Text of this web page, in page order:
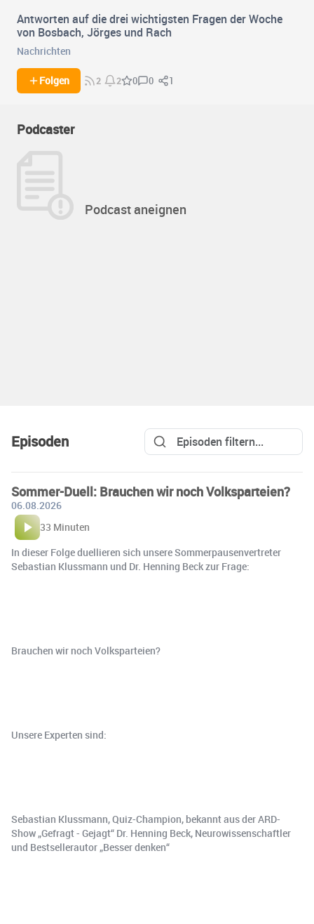
Antworten auf die drei wichtigsten Fragen der Woche
von Bosbach, Jörges und Rach
Nachrichten
Folgen 2 2 0 0 1
Podcaster
Podcast aneignen
Episoden
Sommer-Duell: Brauchen wir noch Volksparteien?
06.08.2026
33 Minuten
In dieser Folge duellieren sich unsere Sommerpausenvertreter
Sebastian Klussmann und Dr. Henning Beck zur Frage:
Brauchen wir noch Volksparteien?
Unsere Experten sind:
Sebastian Klussmann, Quiz-Champion, bekannt aus der ARD-
Show „Gefragt - Gejagt“ Dr. Henning Beck, Neurowissenschaftler
und Bestsellerautor „Besser denken“